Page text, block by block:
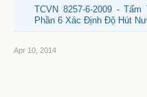
TCVN 8257-6-2009 -
Phần 6 Xác Định Độ Hút
Apr 10, 2014